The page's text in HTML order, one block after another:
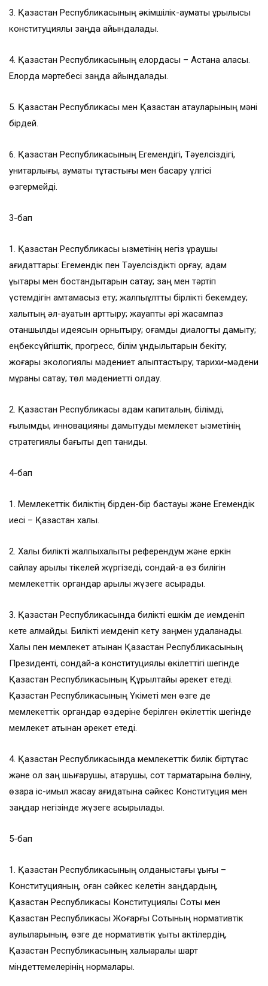
3. Қазақстан Республикасының әкімшілік-аумақтық құрылысы
конституциялық заңда айқындалады.
4. Қазақстан Республикасының елордасы – Астана қаласы.
Елорда мәртебесі заңда айқындалады.
5. Қазақстан Республикасы мен Қазақстан атауларының мәні
бірдей.
6. Қазақстан Республикасының Егемендігі, Тәуелсіздігі,
унитарлығы, аумақтық тұтастығы мен басқару үлгісі
өзгермейді.
3-бап
1. Қазақстан Республикасы қызметінің негіз құраушы
қағидаттары: Егемендік пен Тәуелсіздікті қорғау; адам
құқықтары мен бостандықтарын сақтау; заң мен тәртіп
үстемдігін қамтамасыз ету; жалпыұлттық бірлікті бекемдеу;
халықтың әл-ауқатын арттыру; жауапты әрі жасампаз
отаншылдық идеясын орнықтыру; қоғамдық диалогты дамыту;
еңбексүйгіштік, прогресс, білім құндылықтарын бекіту;
жоғары экологиялық мәдениет қалыптастыру; тарихи-мәдени
мұраны сақтау; төл мәдениетті қолдау.
2. Қазақстан Республикасы адам капиталын, білімді,
ғылымды, инновацияны дамытуды мемлекет қызметінің
стратегиялық бағыты деп таниды.
4-бап
1. Мемлекеттік биліктің бірден-бір бастауы және Егемендік
иесі – Қазақстан халқы.
2. Халық билікті жалпыхалықтық референдум және еркін
сайлау арқылы тікелей жүргізеді, сондай-ақ өз билігін
мемлекеттік органдар арқылы жүзеге асырады.
3. Қазақстан Республикасында билікті ешкім де иемденіп
кете алмайды. Билікті иемденіп кету заңмен қудаланады.
Халық пен мемлекет атынан Қазақстан Республикасының
Президенті, сондай-ақ конституциялық өкілеттігі шегінде
Қазақстан Республикасының Құрылтайы әрекет етеді.
Қазақстан Республикасының Үкіметі мен өзге де
мемлекеттік органдар өздеріне берілген өкілеттік шегінде
мемлекет атынан әрекет етеді.
4. Қазақстан Республикасында мемлекеттік билік біртұтас
және ол заң шығарушы, атқарушы, сот тармақтарына бөліну,
өзара іс-қимыл жасау қағидатына сәйкес Конституция мен
заңдар негізінде жүзеге асырылады.
5-бап
1. Қазақстан Республикасының қолданыстағы құқығы –
Конституцияның, оған сәйкес келетін заңдардың,
Қазақстан Республикасы Конституциялық Соты мен
Қазақстан Республикасы Жоғарғы Сотының нормативтік
қаулыларының, өзге де нормативтік құқықтық актілердің,
Қазақстан Республикасының халықаралық шарт
міндеттемелерінің нормалары.